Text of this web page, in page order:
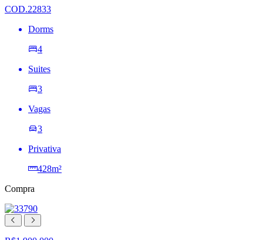
COD.22833
Dorms
4
Suites
3
Vagas
3
Privativa
428m²
Compra